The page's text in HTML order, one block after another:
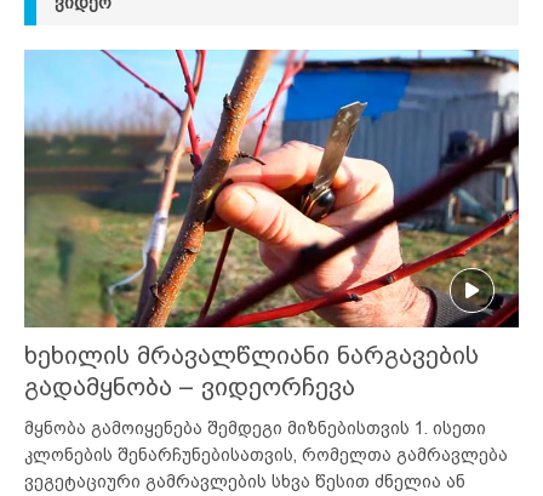
ხეხილის მრავალწლიანი ნარგავების
გადამყნობა – ვიდეორჩევა
მყნობა გამოიყენება შემდეგი მიზნებისთვის 1. ისეთი
კლონების შენარჩუნებისათვის, რომელთა გამრავლება
ვეგეტაციური გამრავლების სხვა წესით ძნელია ან